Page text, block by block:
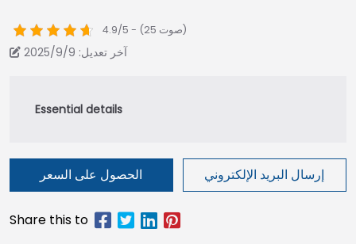
4.9/5 - (25 صوت)
آخر تعديل: 2025/9/9
الحصول على السعر إرسال البريد الإلكتروني